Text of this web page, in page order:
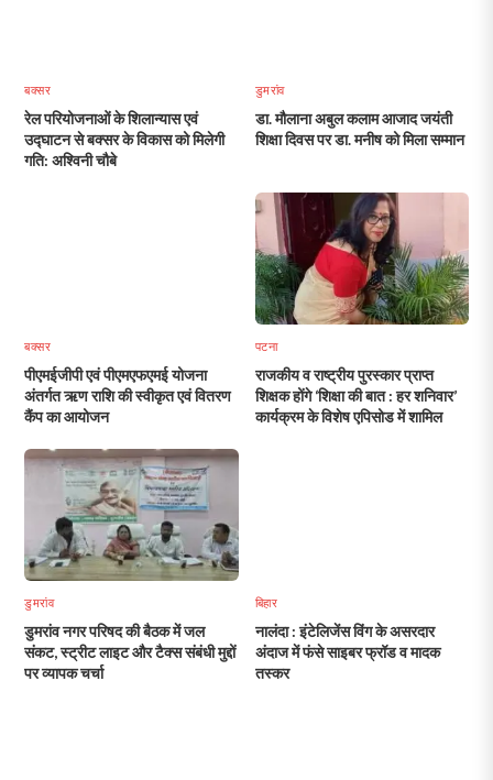
बक्सर
रेल परियोजनाओं के शिलान्यास एवं
उद्घाटन से बक्सर के विकास को मिलेगी
गति: अश्विनी चौबे
डुमरांव
डा. मौलाना अबुल कलाम आजाद जयंती
शिक्षा दिवस पर डा. मनीष को मिला सम्मान
बक्सर
पीएमईजीपी एवं पीएमएफएमई योजना
अंतर्गत ऋण राशि की स्वीकृत एवं वितरण
कैंप का आयोजन
पटना
राजकीय व राष्ट्रीय पुरस्कार प्राप्त
शिक्षक होंगे ‘शिक्षा की बात : हर शनिवार’
कार्यक्रम के विशेष एपिसोड में शामिल
डुमरांव
डुमरांव नगर परिषद की बैठक में जल
संकट, स्ट्रीट लाइट और टैक्स संबंधी मुद्दों
पर व्यापक चर्चा
बिहार
नालंदा : इंटेलिजेंस विंग के असरदार
अंदाज में फंसे साइबर फ्रॉड व मादक
तस्कर